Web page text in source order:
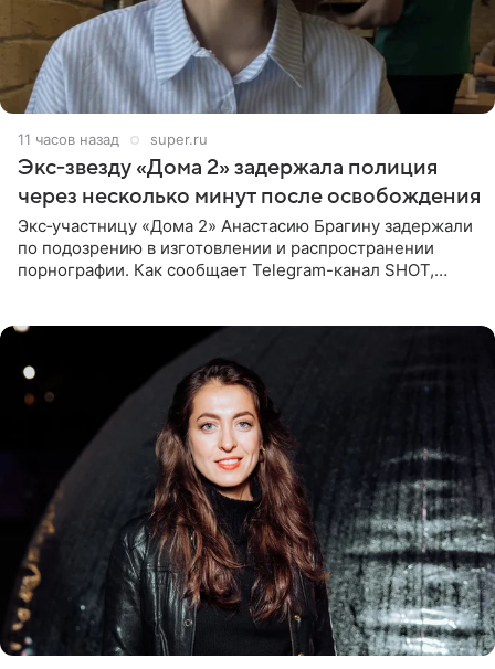
11 часов назад super.ru
Экс‑звезду «Дома 2» задержала полиция
через несколько минут после освобождения
Экс‑участницу «Дома 2» Анастасию Брагину задержали
по подозрению в изготовлении и распространении
порнографии. Как сообщает Telegram-канал SHOT,